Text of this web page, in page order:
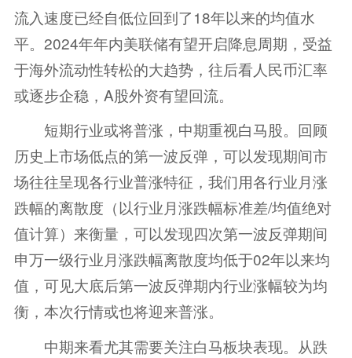
流入速度已经自低位回到了18年以来的均值水
平。2024年年内美联储有望开启降息周期，受益
于海外流动性转松的大趋势，往后看人民币汇率
或逐步企稳，A股外资有望回流。
短期行业或将普涨，中期重视白马股。回顾
历史上市场低点的第一波反弹，可以发现期间市
场往往呈现各行业普涨特征，我们用各行业月涨
跌幅的离散度（以行业月涨跌幅标准差/均值绝对
值计算）来衡量，可以发现四次第一波反弹期间
申万一级行业月涨跌幅离散度均低于02年以来均
值，可见大底后第一波反弹期内行业涨幅较为均
衡，本次行情或也将迎来普涨。
中期来看尤其需要关注白马板块表现。从跌